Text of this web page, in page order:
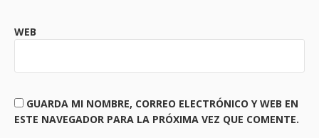
WEB
GUARDA MI NOMBRE, CORREO ELECTRÓNICO Y WEB EN
ESTE NAVEGADOR PARA LA PRÓXIMA VEZ QUE COMENTE.